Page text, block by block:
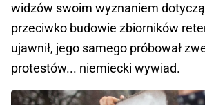
widzów swoim wyznaniem
przeciwko budowie zbiorników
ujawnił, jego samego próbował
protestów... niemiecki wywiad.